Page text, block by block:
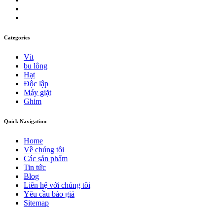
Categories
Vít
bu lông
Hạt
Độc lập
Máy giặt
Ghim
Quick Navigation
Home
Về chúng tôi
Các sản phẩm
Tin tức
Blog
Liên hệ với chúng tôi
Yêu cầu báo giá
Sitemap